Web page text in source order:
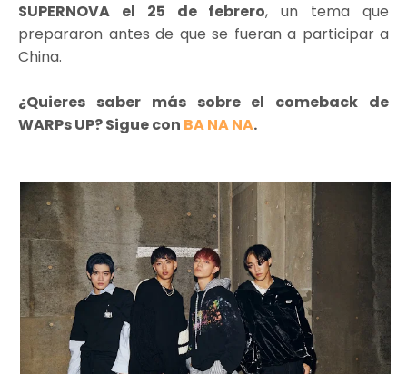
SUPERNOVA el 25 de febrero, un tema que
prepararon antes de que se fueran a participar a
China.
¿Quieres saber más sobre el comeback de
WARPs UP? Sigue con BA NA NA.